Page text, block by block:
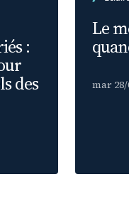
:
des
Le
mar 28/